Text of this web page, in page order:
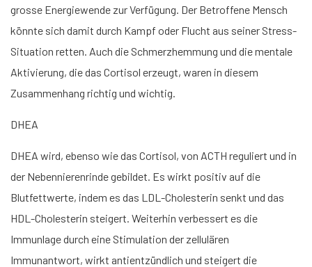
grosse Energiewende zur Verfügung. Der Betroffene Mensch
könnte sich damit durch Kampf oder Flucht aus seiner Stress-
Situation retten. Auch die Schmerzhemmung und die mentale
Aktivierung, die das Cortisol erzeugt, waren in diesem
Zusammenhang richtig und wichtig.
DHEA
DHEA wird, ebenso wie das Cortisol, von ACTH reguliert und in
der Nebennierenrinde gebildet. Es wirkt positiv auf die
Blutfettwerte, indem es das LDL-Cholesterin senkt und das
HDL-Cholesterin steigert. Weiterhin verbessert es die
Immunlage durch eine Stimulation der zellulären
Immunantwort, wirkt antientzündlich und steigert die